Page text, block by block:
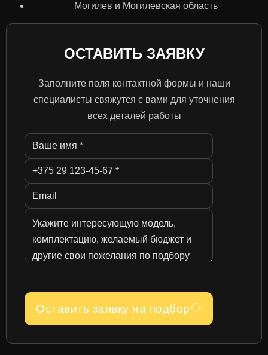
Могилев и Могилевская область
ОСТАВИТЬ ЗАЯВКУ
Заполните поля контактной формы и наши
специалисты свяжутся с вами для уточнения
всех деталей работы
Оставить заявку на подбор